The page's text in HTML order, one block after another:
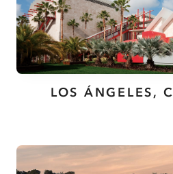
LOS ÁNGELES,